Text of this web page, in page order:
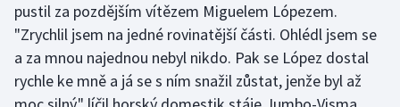
Ragby
Rychlobruslení
pustil za pozdějším vítězem Miguelem Lópezem.
"Zrychlil jsem na jedné rovinatější části. Ohlédl jsem se
a za mnou najednou nebyl nikdo. Pak se López dostal
rychle ke mně a já se s ním snažil zůstat, jenže byl až